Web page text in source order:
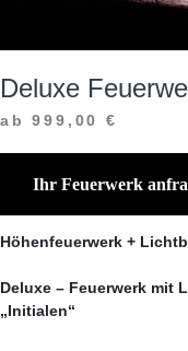
Deluxe
ab 999,00 €
Ihr Feuerwerk
Höhenfeuerwerk +
Deluxe – Feuerwerk mit
„Initialen“